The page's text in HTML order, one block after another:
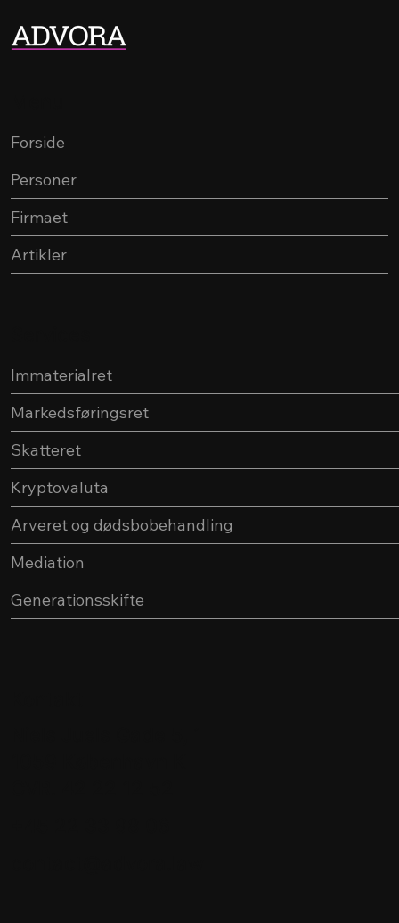
Artikler
Firmaet
Personer
Forside
Immaterialret
Markedsføringsret
Skatteret
Kryptovaluta
Mediation
Arveret og dødsbobehandling
Generationsskifte